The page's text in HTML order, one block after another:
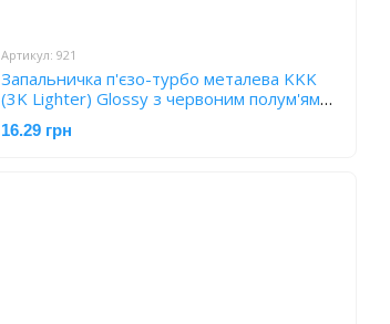
Артикул: 921
Запальничка п'єзо-турбо металева KKK
(3K Lighter) Glossy з червоним полум'ям
921
16.29 грн